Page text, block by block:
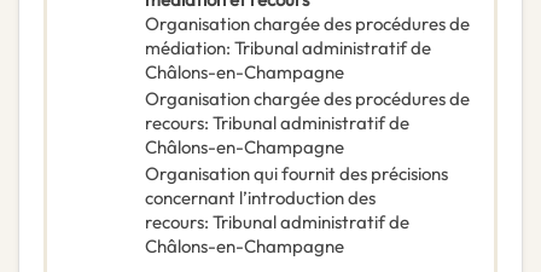
Organisation chargée des procédures de
médiation: Tribunal administratif de
Châlons-en-Champagne
Organisation chargée des procédures de
recours: Tribunal administratif de
Châlons-en-Champagne
Organisation qui fournit des précisions
concernant l’introduction des
recours: Tribunal administratif de
Châlons-en-Champagne